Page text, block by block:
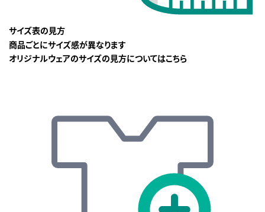
サイズ表の見方
商品ごとにサイズ感が異なります
オリジナルウェアのサイズの見方についてはこちら